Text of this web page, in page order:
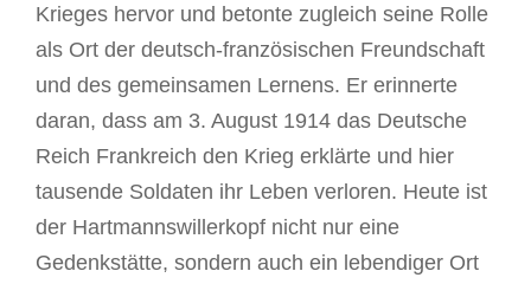
Krieges hervor und betonte zugleich seine Rolle
als Ort der deutsch-französischen Freundschaft
und des gemeinsamen Lernens. Er erinnerte
daran, dass am 3. August 1914 das Deutsche
Reich Frankreich den Krieg erklärte und hier
tausende Soldaten ihr Leben verloren. Heute ist
der Hartmannswillerkopf nicht nur eine
Gedenkstätte, sondern auch ein lebendiger Ort